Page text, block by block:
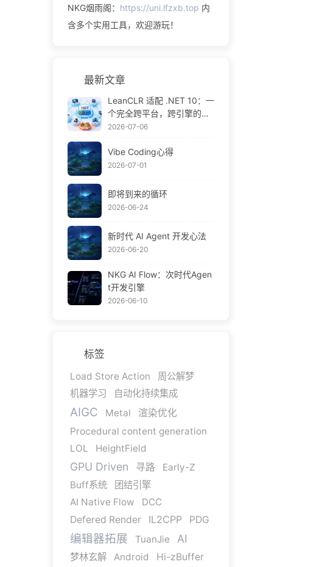
NKG烟雨阁： https://uni.lfzxb.top 内
含多个实用工具，欢迎游玩！
最新文章
LeanCLR 适配 .NET 10：一
个完全跨平台，跨引擎的C#
运行时
2026-07-06
Vibe Coding心得
2026-07-01
即将到来的循环
2026-06-24
新时代 AI Agent 开发心法
2026-06-20
NKG AI Flow：次时代Agen
t开发引擎
2026-06-10
标签
Load Store Action
周公解梦
机器学习
自动化持续集成
AIGC Metal
渲染优化
Procedural content generation
LOL
HeightField
GPU Driven 寻路
Early-Z
Buff系统
团结引擎
AI Native Flow
DCC
Defered Render
IL2CPP PDG
编辑器拓展 TuanJie AI
梦林玄解 Android
Hi-zBuffer